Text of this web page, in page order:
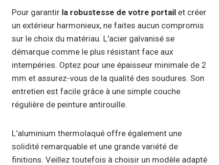
Pour garantir la robustesse de votre portail et créer
un extérieur harmonieux, ne faites aucun compromis
sur le choix du matériau. L’acier galvanisé se
démarque comme le plus résistant face aux
intempéries. Optez pour une épaisseur minimale de 2
mm et assurez-vous de la qualité des soudures. Son
entretien est facile grâce à une simple couche
régulière de peinture antirouille.
L’aluminium thermolaqué offre également une
solidité remarquable et une grande variété de
finitions. Veillez toutefois à choisir un modèle adapté